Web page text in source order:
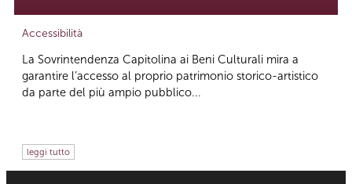
Accessibilità
La Sovrintendenza Capitolina ai Beni Culturali mira a
garantire l’accesso al proprio patrimonio storico-artistico
da parte del più ampio pubblico...
leggi tutto